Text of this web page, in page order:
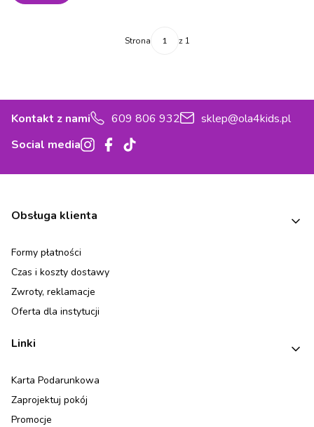
Strona z 1
Kontakt z nami 609 806 932
sklep@ola4kids.pl
Social media
Linki w stopce
Obsługa klienta
Formy płatności
Czas i koszty dostawy
Zwroty, reklamacje
Oferta dla instytucji
Linki
Karta Podarunkowa
Zaprojektuj pokój
Promocje